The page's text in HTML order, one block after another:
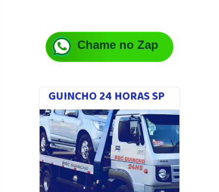
Chame no Zap
GUINCHO 24 HORAS SP